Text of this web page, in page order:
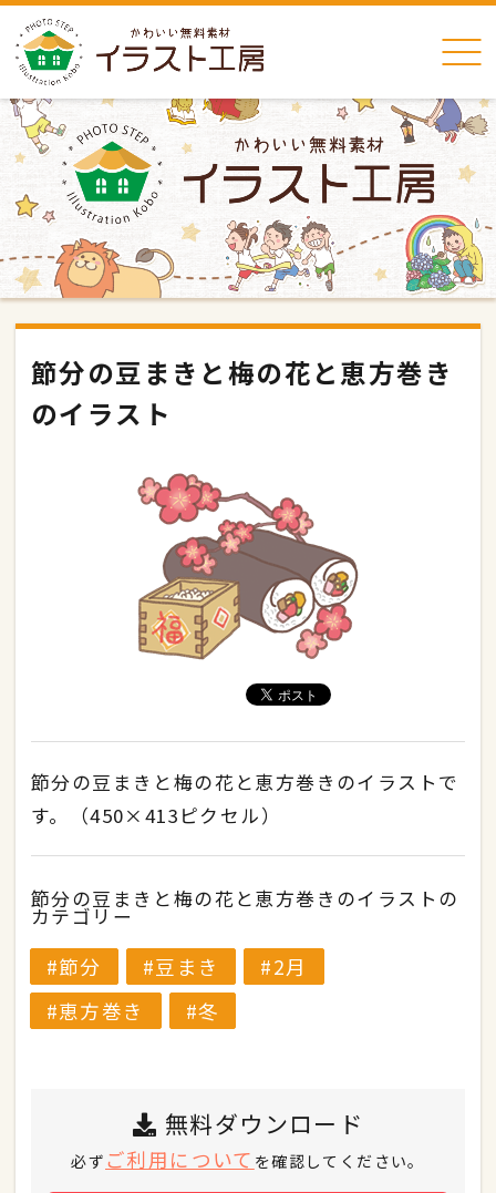
節分の豆まきと梅の花と恵方巻き
のイラスト
節分の豆まきと梅の花と恵方巻きのイラストで
す。（450×413ピクセル）
節分の豆まきと梅の花と恵方巻きのイラストの
カテゴリー
節分 豆まき
2月
恵方巻き
冬
無料ダウンロード
必ず ご利用について を確認してください。